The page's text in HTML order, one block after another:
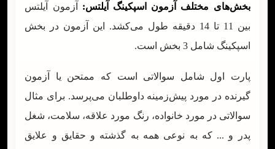
بخش‌های مختلف آزمون اسپکینگ آیلتس: آزمون آیلتس
بین 11 تا 14 دقیقه طول می‌کشد. این آزمون در بخش
اسپکینگ شامل 3 بخش است.
پارت اول شامل سوالاتی است که ممتحن یا آزمون
گیرنده در مورد پیش‌زمینه داوطلبان می‌پرسد. برای مثال
سوالاتی در مورد خانواده، رنگ مورد علاقه، سلامت، شغل
پدر و ... که به نوعی همه به گذشته و حقایق و علایق